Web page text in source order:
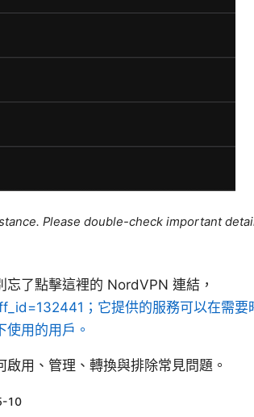
Please double-check important
了點擊這裡的 NordVPN 連結，
；它提供的服務可以在需要
用的用戶。
用、管理、轉換與排除常見問題。
10